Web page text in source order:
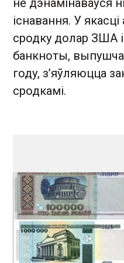
не дэнамінаваўся
існавання. У
сродку долар ЗША
банкноты,
году, з’яўляюцца
сродкамі.